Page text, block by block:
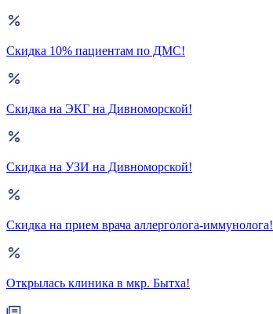
Скидка 10% пациентам по ДМС!
Скидка на ЭКГ на Дивноморской!
Скидка на УЗИ на Дивноморской!
Скидка на прием врача аллерголога-иммунолога!
Открылась клиника в мкр. Бытха!